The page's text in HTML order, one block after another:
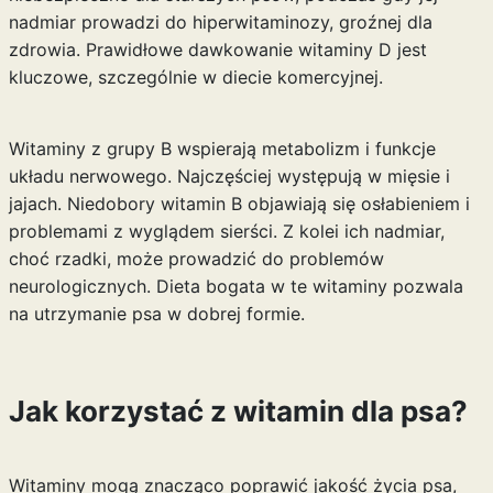
nadmiar prowadzi do hiperwitaminozy, groźnej dla
zdrowia. Prawidłowe dawkowanie witaminy D jest
kluczowe, szczególnie w diecie komercyjnej.
Witaminy z grupy B wspierają metabolizm i funkcje
układu nerwowego. Najczęściej występują w mięsie i
jajach. Niedobory witamin B objawiają się osłabieniem i
problemami z wyglądem sierści. Z kolei ich nadmiar,
choć rzadki, może prowadzić do problemów
neurologicznych. Dieta bogata w te witaminy pozwala
na utrzymanie psa w dobrej formie.
Jak korzystać z witamin dla psa?
Witaminy mogą znacząco poprawić jakość życia psa,